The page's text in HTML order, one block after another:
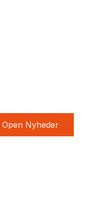
Open Nyheder